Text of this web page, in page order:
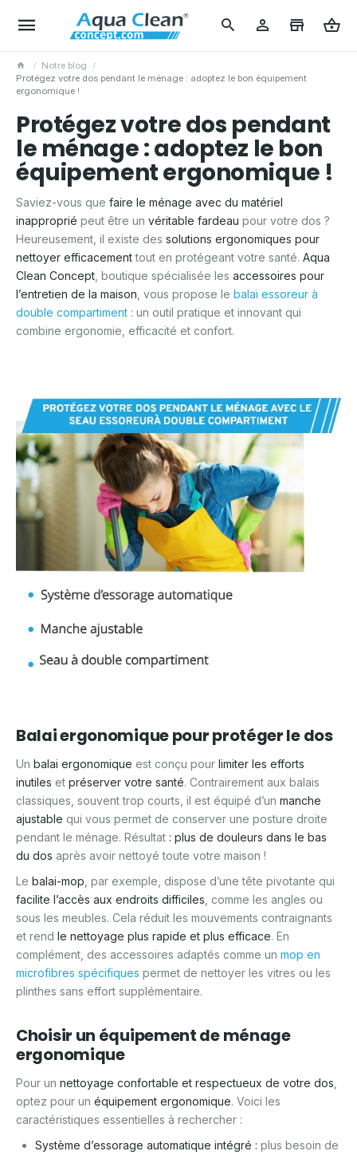
Notre blog
Protégez votre dos pendant le ménage : adoptez le bon équipement
ergonomique !
Protégez votre dos pendant
le ménage : adoptez le bon
équipement ergonomique !
Saviez-vous que faire le ménage avec du matériel
inapproprié peut être un véritable fardeau pour votre dos ?
Heureusement, il existe des solutions ergonomiques pour
nettoyer efficacementtout en protégeant votre santé. Aqua
Clean Concept , boutique spécialisée les accessoires pour
l’entretien de la maison , vous propose le balai essoreur à
double compartiment : un outil pratique et innovant qui
combine ergonomie, efficacité et confort.
Balai ergonomique pour protéger le dos
Un balai ergonomique est conçu pour limiter les efforts
inutiles et préserver votre santé. Contrairement aux balais
classiques, souvent trop courts, il est équipé d’un manche
ajustable qui vous permet de conserver une posture droite
pendant le ménage. Résultat : plus de douleurs dans le bas
du dos après avoir nettoyé toute votre maison !
Le balai-mop , par exemple, dispose d’une tête pivotante qui
facilite l’accès aux endroits difficiles , comme les angles ou
sous les meubles. Cela réduit les mouvements contraignants
et rend le nettoyage plus rapide et plus efficace. En
complément, des accessoires adaptés comme un mop en
microfibres spécifiques permet de nettoyer les vitres ou les
plinthes sans effort supplémentaire.
Choisir un équipement de ménage
ergonomique
Pour un nettoyage confortable et respectueux de votre dos
optez pour un équipement ergonomique. Voici les
caractéristiques essentielles à rechercher :
Système d’essorage automatique intégré : plus besoin de